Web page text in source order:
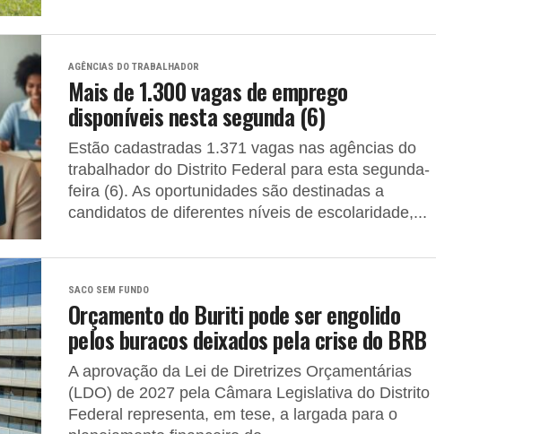
AGÊNCIAS DO TRABALHADOR
Mais de 1.300 vagas de emprego
disponíveis nesta segunda (6)
Estão cadastradas 1.371 vagas nas agências do
trabalhador do Distrito Federal para esta segunda-
feira (6). As oportunidades são destinadas a
candidatos de diferentes níveis de escolaridade,...
SACO SEM FUNDO
Orçamento do Buriti pode ser engolido
pelos buracos deixados pela crise do BRB
A aprovação da Lei de Diretrizes Orçamentárias
(LDO) de 2027 pela Câmara Legislativa do Distrito
Federal representa, em tese, a largada para o